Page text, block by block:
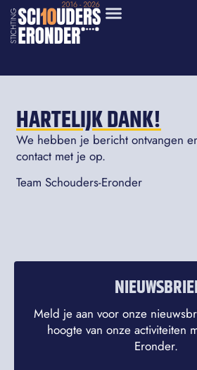
HARTELIJK DANK!
We hebben je bericht ontvangen
contact met je op.
Team Schouders-Eronder
Meld je aan voor onze
hoogte van onze activiteiten
Eronder.